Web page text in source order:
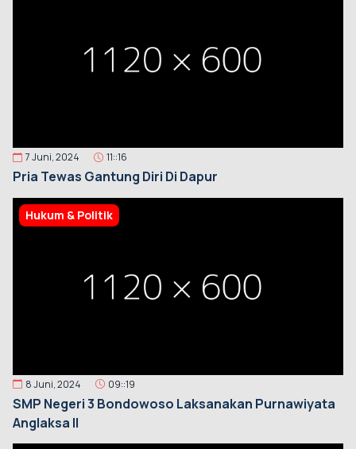
7 Juni, 2024 11::16
Pria Tewas Gantung Diri Di Dapur
Hukum & Politik
8 Juni, 2024 09::19
SMP Negeri 3 Bondowoso Laksanakan Purnawiyata
Anglaksa II